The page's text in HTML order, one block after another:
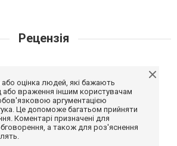
Рецензія
або оцінка людей, які бажають
або враження іншим користувачам
аргументацією
Це допоможе багатьом прийняти
Коментарі призначені для
а також для роз'яснення